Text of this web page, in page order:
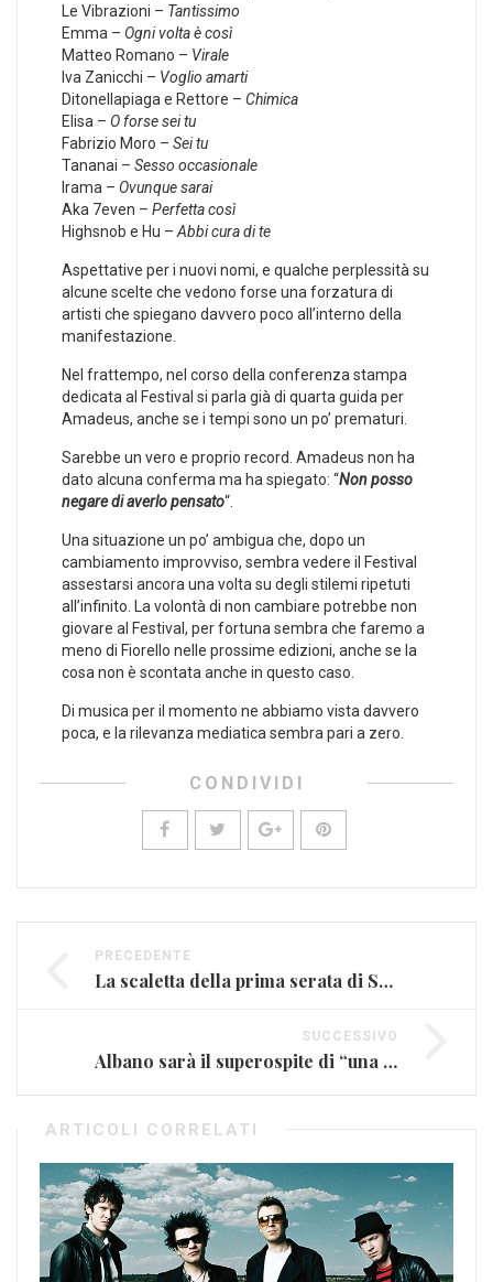
Le Vibrazioni – Tantissimo
Emma – Ogni volta è così
Matteo Romano – Virale
Iva Zanicchi – Voglio amarti
Ditonellapiaga e Rettore – Chimica
Elisa – O forse sei tu
Fabrizio Moro – Sei tu
Tananai – Sesso occasionale
Irama – Ovunque sarai
Aka 7even – Perfetta così
Highsnob e Hu – Abbi cura di te
Aspettative per i nuovi nomi, e qualche perplessità su
alcune scelte che vedono forse una forzatura di
artisti che spiegano davvero poco all’interno della
manifestazione.
Nel frattempo, nel corso della conferenza stampa
dedicata al Festival si parla già di quarta guida per
Amadeus, anche se i tempi sono un po’ prematuri.
Sarebbe un vero e proprio record. Amadeus non ha
dato alcuna conferma ma ha spiegato: “Non posso
negare di averlo pensato“.
Una situazione un po’ ambigua che, dopo un
cambiamento improvviso, sembra vedere il Festival
assestarsi ancora una volta su degli stilemi ripetuti
all’infinito. La volontà di non cambiare potrebbe non
giovare al Festival, per fortuna sembra che faremo a
meno di Fiorello nelle prossime edizioni, anche se la
cosa non è scontata anche in questo caso.
Di musica per il momento ne abbiamo vista davvero
poca, e la rilevanza mediatica sembra pari a zero.
CONDIVIDI
PRECEDENTE
La scaletta della prima serata di Sanremo
SUCCESSIVO
Albano sarà il superospite di “una voce per San Marino”
ARTICOLI CORRELATI